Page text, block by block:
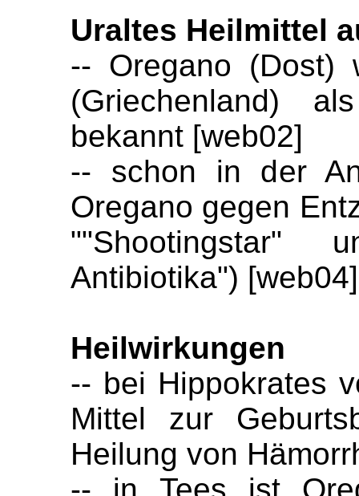
Uraltes Heilmittel
-- Oregano (Dost)
(Griechenland)
bekannt [web02]
-- schon in der
Oregano gegen
""Shootingstar"
Antibiotika") [web04]
Heilwirkungen
-- bei Hippokrates
Mittel zur
Heilung von